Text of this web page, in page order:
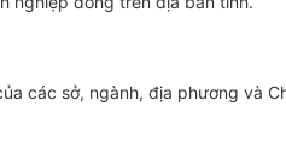
các sở, ngành, địa phương và